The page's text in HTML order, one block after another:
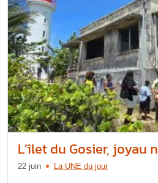
L’îlet du Gosier, joyau
22 juin La UNE du jour